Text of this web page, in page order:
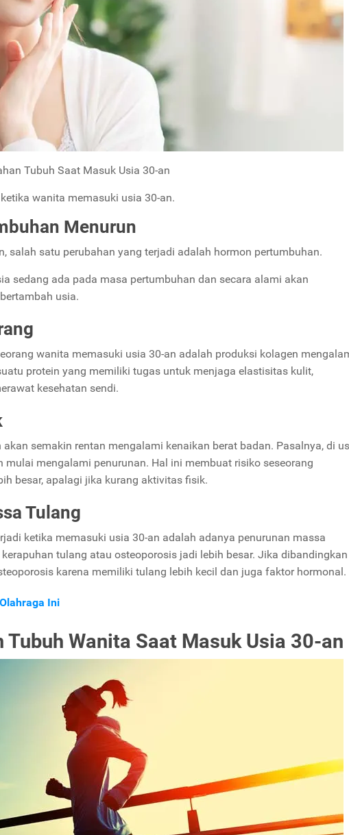
Tubuh Saat Masuk Usia 30-an
wanita memasuki usia 30-an.
Menurun
salah satu perubahan yang terjadi adalah hormon pertumbuhan.
sedang ada pada masa pertumbuhan dan secara alami akan
usia.
wanita memasuki usia 30-an adalah produksi kolagen
protein yang memiliki tugas untuk menjaga elastisitas kulit,
kesehatan sendi.
semakin rentan mengalami kenaikan berat badan. Pasalnya, di
mengalami penurunan. Hal ini membuat risiko seseorang
besar, apalagi jika kurang aktivitas fisik.
Tulang
ketika memasuki usia 30-an adalah adanya penurunan massa
tulang atau osteoporosis jadi lebih besar. Jika dibandingkan
karena memiliki tulang lebih kecil dan juga faktor hormonal.
Ini
Wanita Saat Masuk Usia 30-an